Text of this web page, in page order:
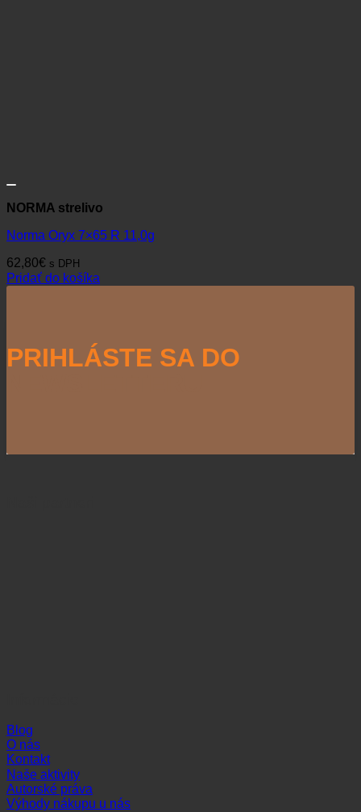
NORMA strelivo
Norma Oryx 7×65 R 11,0g
62,80€ s DPH
Pridať do košíka
PRIHLÁSTE SA DO
Blog
O nás
Kontakt
Naše aktivity
Autorské práva
Výhody nákupu u nás